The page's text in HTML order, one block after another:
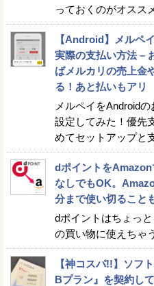
っておくのがオスス
【Android】メルペ
実際の支払い方法 –
ばメルカリの売上金
る！あと払いもアリ
メルペイをAndroid
設定してみた！優先
めてセットアップと
dポイントを
なしでもOK。
分まで使い切ること
dポイントはちょっ
の買い物に使えちゃう
【神コスパ!!】ソフ
Bプラン』を契約し